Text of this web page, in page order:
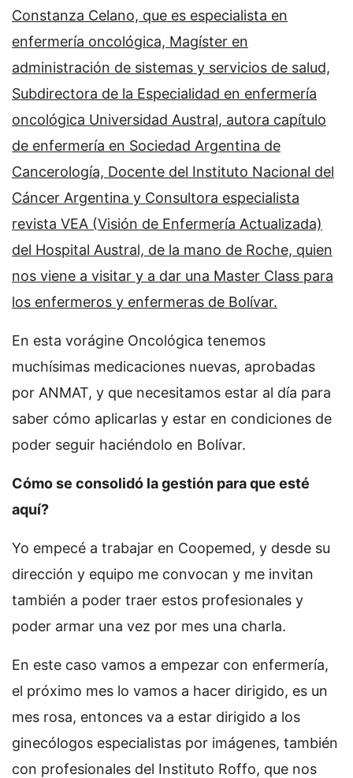
Constanza Celano, que es especialista en
enfermería oncológica, Magíster en
administración de sistemas y servicios de salud,
Subdirectora de la Especialidad en enfermería
oncológica Universidad Austral, autora capítulo
de enfermería en Sociedad Argentina de
Cancerología, Docente del Instituto Nacional del
Cáncer Argentina y Consultora especialista
revista VEA (Visión de Enfermería Actualizada)
del Hospital Austral, de la mano de Roche, quien
nos viene a visitar y a dar una Master Class para
los enfermeros y enfermeras de Bolívar.
En esta vorágine Oncológica tenemos
muchísimas medicaciones nuevas, aprobadas
por ANMAT, y que necesitamos estar al día para
saber cómo aplicarlas y estar en condiciones de
poder seguir haciéndolo en Bolívar.
Cómo se consolidó la gestión para que esté
aquí?
Yo empecé a trabajar en Coopemed, y desde su
dirección y equipo me convocan y me invitan
también a poder traer estos profesionales y
poder armar una vez por mes una charla.
En este caso vamos a empezar con enfermería,
el próximo mes lo vamos a hacer dirigido, es un
mes rosa, entonces va a estar dirigido a los
ginecólogos especialistas por imágenes, también
con profesionales del Instituto Roffo, que nos